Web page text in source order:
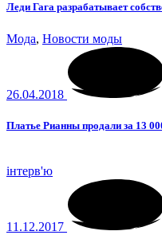
Леди Гага разрабатывает
Мода, Новости моды
26.04.2018
Платье Рианны продали за 13
інтерв'ю
11.12.2017